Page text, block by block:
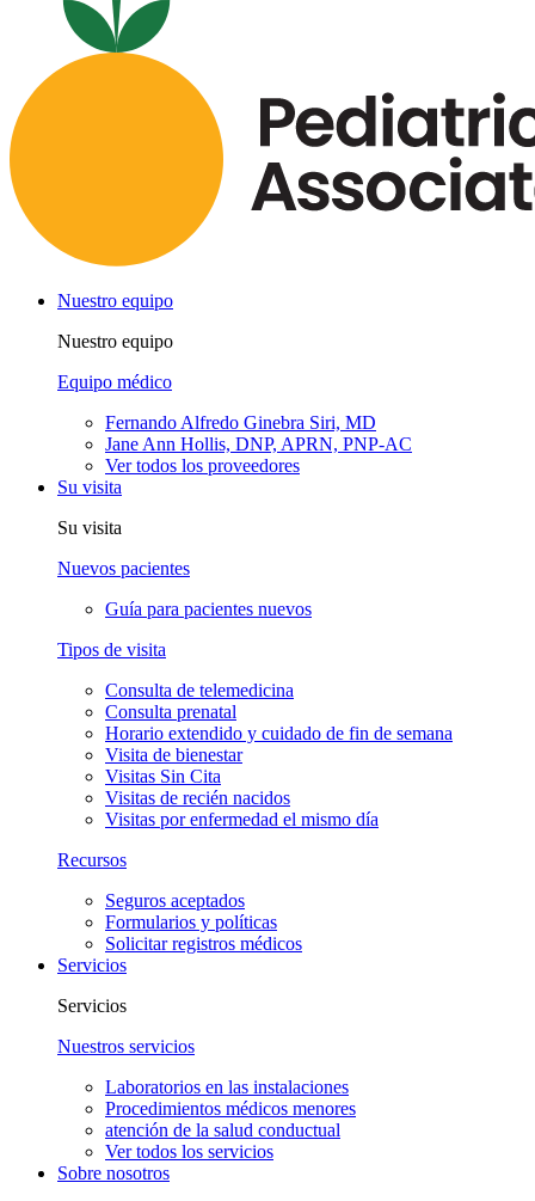
Nuestro equipo
Nuestro equipo
Equipo médico
Fernando Alfredo Ginebra Siri, MD
Jane Ann Hollis, DNP, APRN, PNP-AC
Ver todos los proveedores
Su visita
Su visita
Nuevos pacientes
Guía para pacientes nuevos
Tipos de visita
Consulta de telemedicina
Consulta prenatal
Horario extendido y cuidado de fin de semana
Visita de bienestar
Visitas Sin Cita
Visitas de recién nacidos
Visitas por enfermedad el mismo día
Recursos
Seguros aceptados
Formularios y políticas
Solicitar registros médicos
Servicios
Servicios
Nuestros servicios
Laboratorios en las instalaciones
Procedimientos médicos menores
atención de la salud conductual
Ver todos los servicios
Sobre nosotros